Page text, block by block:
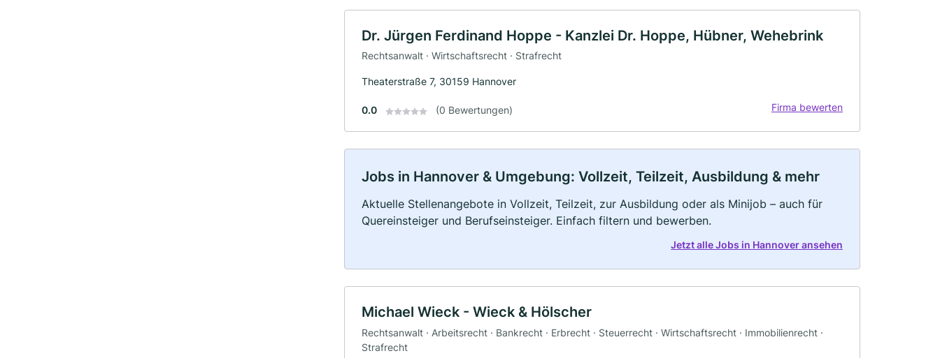
Dr. Jürgen Ferdinand Hoppe - Kanzlei Dr. Hoppe, Hübner, Wehebrink
Rechtsanwalt · Wirtschaftsrecht · Strafrecht
Theaterstraße 7, 30159 Hannover
0.0 (0 Bewertungen) Firma bewerten
Jobs in Hannover & Umgebung: Vollzeit, Teilzeit, Ausbildung & mehr
Aktuelle Stellenangebote in Vollzeit, Teilzeit, zur Ausbildung oder als Minijob – auch für
Quereinsteiger und Berufseinsteiger. Einfach filtern und bewerben.
Jetzt alle Jobs in Hannover ansehen
Michael Wieck - Wieck & Hölscher
Rechtsanwalt · Arbeitsrecht · Bankrecht · Erbrecht · Steuerrecht · Wirtschaftsrecht · Immobilienrecht ·
Strafrecht